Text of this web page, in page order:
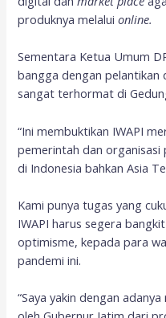
produknya melaluionline.
Sementara Ketua Umum
bangga dengan pelantikan
sangat terhormat di
“Ini membuktikan IWAPI
pemerintah dan
di Indonesia bahkan Asia
Kami punya tugas yang
IWAPI harus segera
optimisme, kepada para
pandemi ini.
“Saya yakin dengan